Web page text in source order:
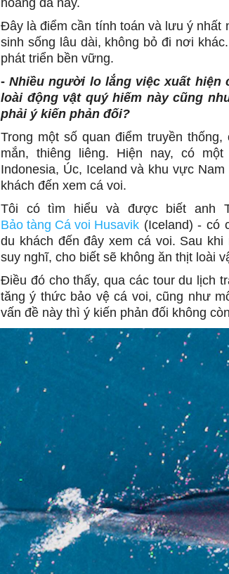
Đây là điểm cần tính toán và lưu ý nhất
sinh sống lâu dài, không bỏ đi nơi
phát triển bền vững.
-Nhiều người lo lắng việc xuất hiện
loài động vật quý hiếm này cũng
phải ý kiến phản đối?
Trong một số quan điểm truyền
mắn, thiêng liêng. Hiện nay, có
Indonesia, Úc, Iceland và khu vực
khách đến xem cá voi.
Tôi có tìm hiểu và được biết anh
Bảo tàng Cá voi Husavik (Iceland) - có
du khách đến đây xem cá voi. Sau
suy nghĩ, cho biết sẽ không ăn thịt loài
Điều đó cho thấy, qua các tour du lịch
tăng ý thức bảo vệ cá voi, cũng như
vấn đề này thì ý kiến phản đối không